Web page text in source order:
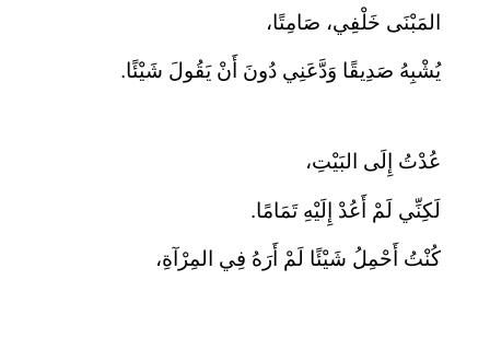
المَبْنَى خَلْفِي، صَامِتًا،
يُشْبِهُ صَدِيقًا وَدَّعَنِي دُونَ أَنْ يَقُولَ شَيْئًا.
عُدْتُ إِلَى البَيْتِ،
لَكِنِّي لَمْ أَعُدْ إِلَيْهِ تَمَامًا.
كُنْتُ أَحْمِلُ شَيْئًا لَمْ أَرَهُ فِي المِرْآةِ،